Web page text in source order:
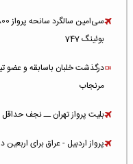
بوئینگ 747
درگذشت خلبان باسابقه و عضو
مرنجاب
بلیت پرواز تهران ــ نجف حداقل ۲۰ میلیون تومان شد
پرواز اردبیل - عراق برای